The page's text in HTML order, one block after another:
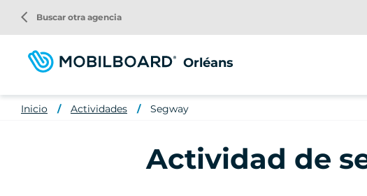
contenido
principal
Orléans
arrow_back_ios Buscar otra agencia
Inicio Actividades Segway
Actividad de